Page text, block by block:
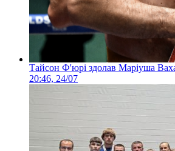
Тайсон Ф'юрі здолав Маріуша
20:46, 24/07